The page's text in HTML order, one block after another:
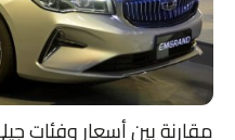
مقارنة بين أسعار وفئات